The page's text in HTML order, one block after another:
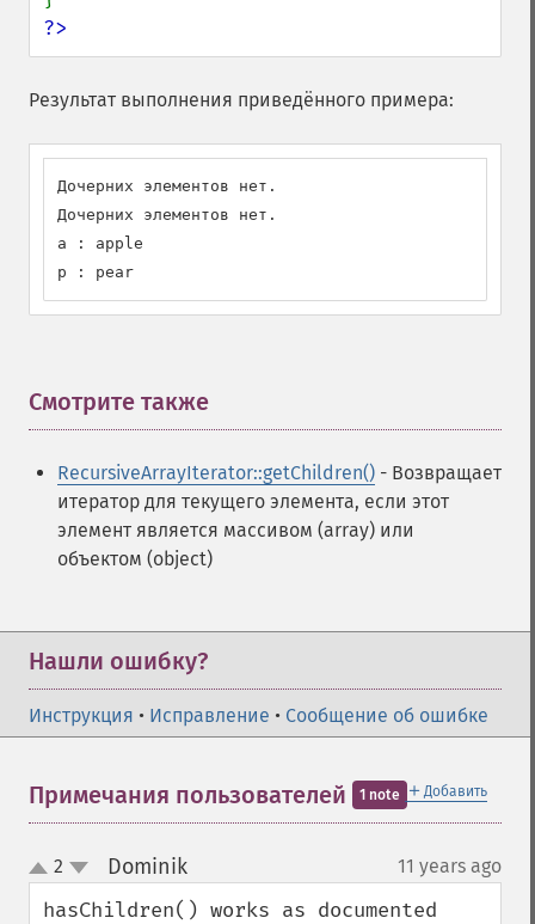
?>
Результат выполнения приведённого примера:
Дочерних элементов нет.
Дочерних элементов нет.
a : apple
p : pear
Смотрите также
RecursiveArrayIterator::getChildren() - Возвращает
итератор для текущего элемента, если этот
элемент является массивом (array) или
объектом (object)
Нашли ошибку?
Инструкция • Исправление • Сообщение об ошибке
＋ Добавить
Примечания пользователей 1 note
up
down
2 Dominik¶ 11 years ago
hasChildren() works as documented